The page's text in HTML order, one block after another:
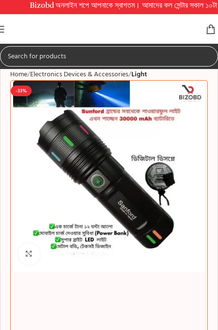
Bizobd অনলাইন শপে আপনাকে স্বাগতম। আমাদের কল সেন্টার সকাল ১০টা
Home Electronics Devices & Accessories Light
-33%
Click to enlarge